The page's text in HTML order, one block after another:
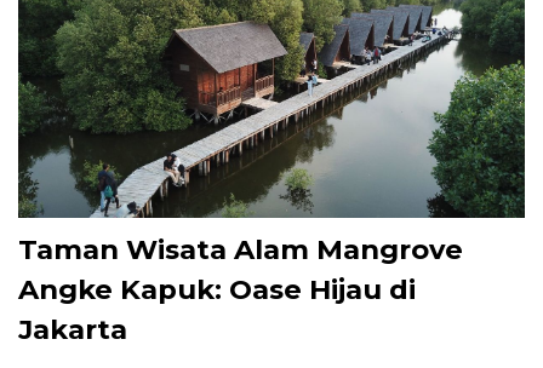
Taman Wisata Alam Mangrove
Angke Kapuk: Oase Hijau di
Jakarta